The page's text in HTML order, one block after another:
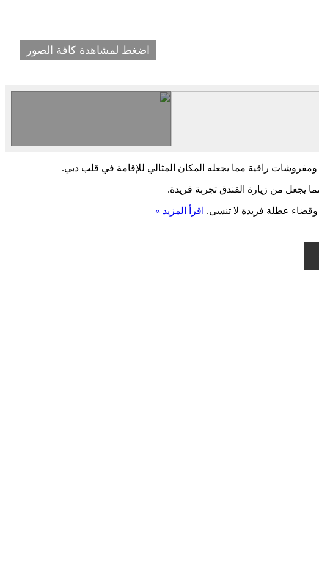
اضغط لمشاهدة كافة الصور
راقية مما يجعله المكان المثالي للإقامة في قلب دبي.
يجعل من زيارة الفندق تجربة فريدة.
وقضاء عطلة فريدة لا تنسى. اقرأ المزيد »